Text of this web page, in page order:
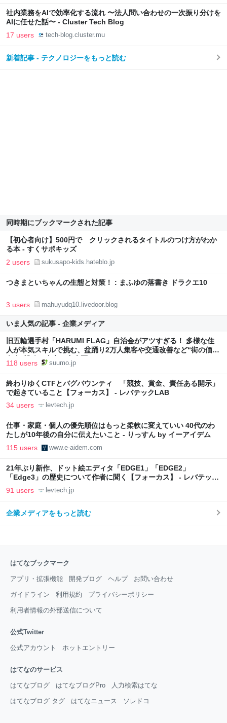
社内業務をAIで効率化する流れ 〜法人問い合わせの一次振り分けを
AIに任せた話〜 - Cluster Tech Blog
17 users tech-blog.cluster.mu
新着記事 - テクノロジーをもっと読む
同時期にブックマークされた記事
【初心者向け】500円で クリックされるタイトルのつけ方がわか
る本 - すくサポキッズ
2 users sukusapo-kids.hateblo.jp
つきまといちゃんの生態と対策！ : まふゆの落書き ドラクエ10
3 users mahuyudq10.livedoor.blog
いま人気の記事 - 企業メディア
旧五輪選手村「HARUMI FLAG」自治会がアツすぎる！ 多様な住
人が本気スキルで挑む、盆踊り2万人集客や交通改善など“街の価値
向上”戦略 東京・中央区
118 users suumo.jp
終わりゆくCTFとバグバウンティ 「競技、賞金、責任ある開示」
で起きていること【フォーカス】 - レバテックLAB
34 users levtech.jp
仕事・家庭・個人の優先順位はもっと柔軟に変えていい 40代のわ
たしが10年後の自分に伝えたいこと - りっすん by イーアイデム
115 users www.e-aidem.com
21年ぶり新作、ドット絵エディタ「EDGE1」「EDGE2」
「Edge3」の歴史について作者に聞く【フォーカス】 - レバテック
LAB
91 users levtech.jp
企業メディアをもっと読む
はてなブックマーク
アプリ・拡張機能 開発ブログ ヘルプ お問い合わせ
ガイドライン 利用規約 プライバシーポリシー
利用者情報の外部送信について
公式Twitter
公式アカウント ホットエントリー
はてなのサービス
はてなブログ はてなブログPro 人力検索はてな
はてなブログ タグ はてなニュース ソレドコ